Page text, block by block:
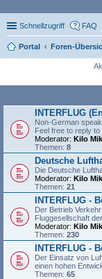
Schnellzugriff FAQ
Portal Foren-
INTERFLUG
Non-German
Feel free to reply
Moderator: Kilo
Themen: 8
Deutsche
Die Deutsche
Moderator: Kilo
Themen: 21
INTERFLUG -
Der Betrieb
Fluggesellschaft
Moderator: Kilo
Themen: 230
INTERFLUG -
Der Einsatz von
einen hohen
Themen: 65